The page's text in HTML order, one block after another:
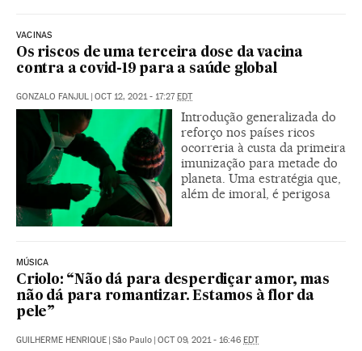
VACINAS
Os riscos de uma terceira dose da vacina
contra a covid-19 para a saúde global
GONZALO FANJUL | OCT 12, 2021 - 17:27EDT
Introdução generalizada do
reforço nos países ricos
ocorreria à custa da primeira
imunização para metade do
planeta. Uma estratégia que,
além de imoral, é perigosa
MÚSICA
Criolo: “Não dá para desperdiçar amor, mas
não dá para romantizar. Estamos à flor da
pele”
GUILHERME HENRIQUE | São Paulo | OCT 09, 2021 - 16:46 EDT